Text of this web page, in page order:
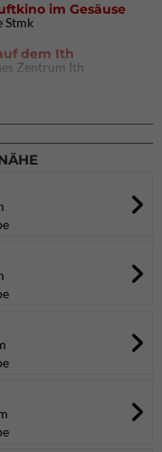
im Gesäuse
Stmk
dem Ith
Zentrum Ith
Süd (Thalkirchen)